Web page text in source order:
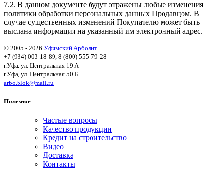
7.2. В данном документе будут отражены любые изменения
политики обработки персональных данных Продавцом. В
случае существенных изменений Покупателю может быть
выслана информация на указанный им электронный адрес.
© 2005 - 2026 Уфимский Арболит
+7 (934) 003-18-89, 8 (800) 555-79-28
г.Уфа, ул. Центральная 19 А
г.Уфа, ул. Центральная 50 Б
arbo.blok@mail.ru
Полезное
Частые вопросы
Качество продукции
Кредит на строительство
Видео
Доставка
Контакты